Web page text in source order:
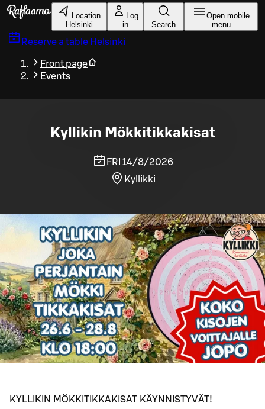
Skip to main content
Location
Helsinki
Log
in
Search
Open mobile
menu
Reserve a table Helsinki
Front page
Events
Kyllikin Mökkitikkakisat
FRI 14/8/2026
Kyllikki
KYLLIKIN MÖKKITIKKAKISAT KÄYNNISTYVÄT!